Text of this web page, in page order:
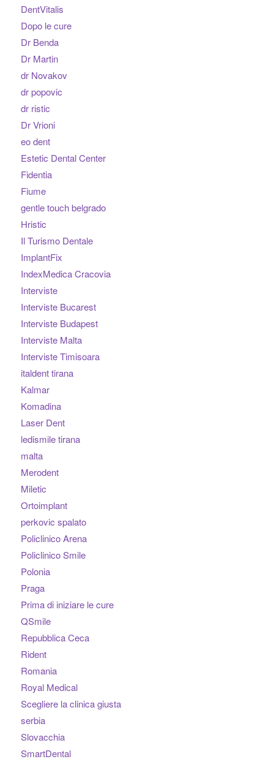
DentVitalis
Dopo le cure
Dr Benda
Dr Martin
dr Novakov
dr popovic
dr ristic
Dr Vrioni
eo dent
Estetic Dental Center
Fidentia
Fiume
gentle touch belgrado
Hristic
Il Turismo Dentale
ImplantFix
IndexMedica Cracovia
Interviste
Interviste Bucarest
Interviste Budapest
Interviste Malta
Interviste Timisoara
italdent tirana
Kalmar
Komadina
Laser Dent
ledismile tirana
malta
Merodent
Miletic
Ortoimplant
perkovic spalato
Policlinico Arena
Policlinico Smile
Polonia
Praga
Prima di iniziare le cure
QSmile
Repubblica Ceca
Rident
Romania
Royal Medical
Scegliere la clinica giusta
serbia
Slovacchia
SmartDental